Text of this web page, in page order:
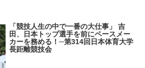
「競技人生の中で一番の大仕事」 吉
田、日本トップ選手を前にペースメー
カーを務める！─第314回日本体育大学
長距離競技会